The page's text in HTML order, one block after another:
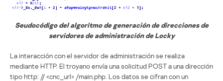
Seudocódigo del algoritmo de generación de direcciones de
servidores de administración de Locky
La interacción con el servidor de administración se realiza
mediante HTTP. El troyano envía una solicitud POST a una dirección
tipo http: // <cnc_url> /main.php. Los datos se cifran con un